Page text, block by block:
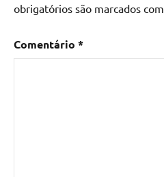
obrigatórios são marcados com
Comentário *